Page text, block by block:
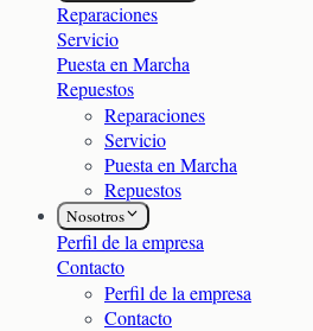
Reparaciones
Servicio
Puesta en Marcha
Repuestos
Reparaciones
Servicio
Puesta en Marcha
Repuestos
Nosotros
Perfil de la empresa
Contacto
Perfil de la empresa
Contacto